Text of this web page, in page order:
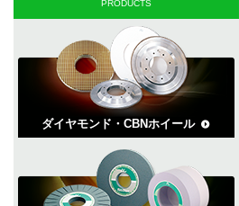
PRODUCTS
ダイヤモンド・CBNホイール